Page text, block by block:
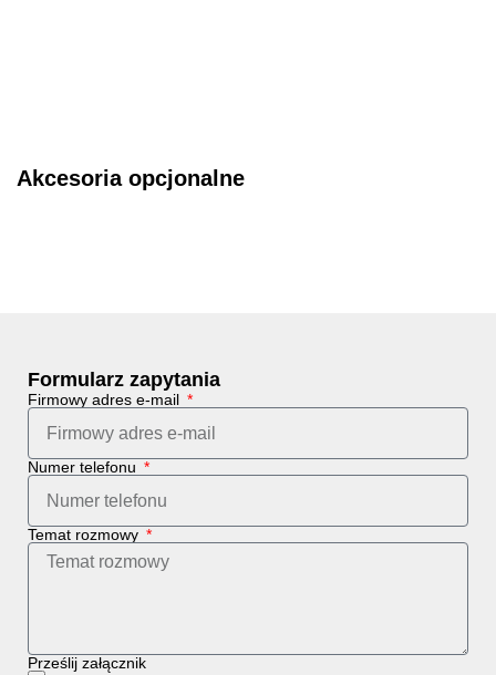
Akcesoria opcjonalne
Formularz zapytania
Firmowy adres e-mail
Numer telefonu
Temat rozmowy
Prześlij załącznik